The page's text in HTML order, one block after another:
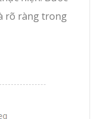
rõ ràng trong